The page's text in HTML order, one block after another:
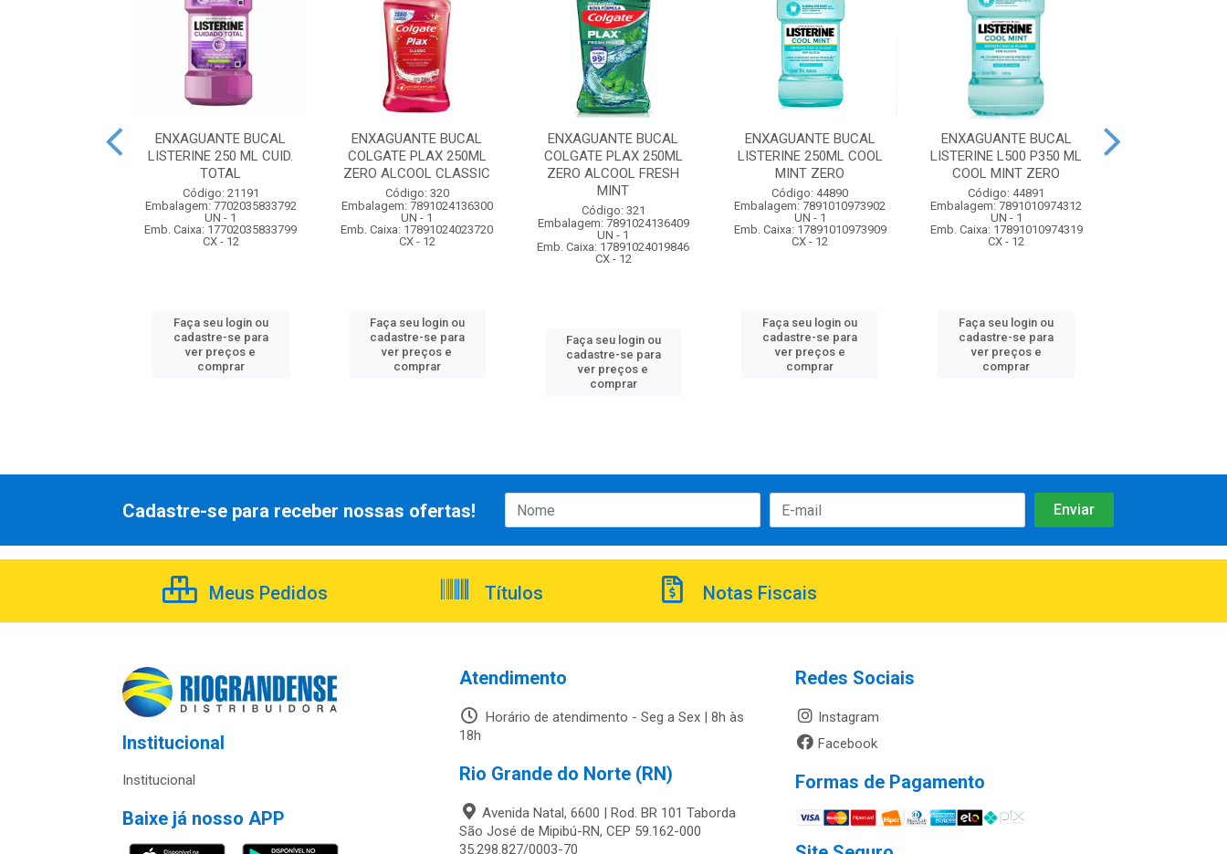
ENXAGUANTE BUCAL
LISTERINE 250 ML CUID.
TOTAL
Código: 21191
Embalagem: 7702035833792
UN - 1
Emb. Caixa: 17702035833799
CX - 12
Faça seu login ou
cadastre-se para
ver preços e
comprar
ENXAGUANTE BUCAL
COLGATE PLAX 250ML
ZERO ALCOOL CLASSIC
Código: 320
Embalagem: 7891024136300
UN - 1
Emb. Caixa: 17891024023720
CX - 12
Faça seu login ou
cadastre-se para
ver preços e
comprar
ENXAGUANTE BUCAL
COLGATE PLAX 250ML
ZERO ALCOOL FRESH
MINT
Código: 321
Embalagem: 7891024136409
UN - 1
Emb. Caixa: 17891024019846
CX - 12
Faça seu login ou
cadastre-se para
ver preços e
comprar
ENXAGUANTE BUCAL
LISTERINE 250ML COOL
MINT ZERO
Código: 44890
Embalagem: 7891010973902
UN - 1
Emb. Caixa: 17891010973909
CX - 12
Faça seu login ou
cadastre-se para
ver preços e
comprar
ENXAGUANTE BUCAL
LISTERINE L500 P350 ML
COOL MINT ZERO
Código: 44891
Embalagem: 7891010974312
UN - 1
Emb. Caixa: 17891010974319
CX - 12
Faça seu login ou
cadastre-se para
ver preços e
comprar
Cadastre-se para receber nossas ofertas!
Meus Pedidos Títulos Notas Fiscais
Institucional
Institucional
Baixe já nosso APP
Atendimento
Horário de atendimento - Seg a Sex | 8h às
18h
Rio Grande do Norte (RN)
Avenida Natal, 6600 | Rod. BR 101 Taborda
São José de Mipibú-RN, CEP 59.162-000
35.298.827/0003-70
Redes Sociais
Instagram
Facebook
Formas de Pagamento